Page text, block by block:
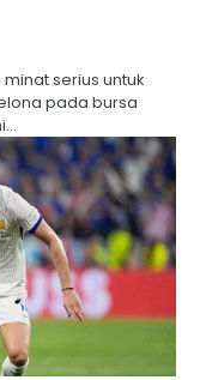
serius untuk
pada bursa